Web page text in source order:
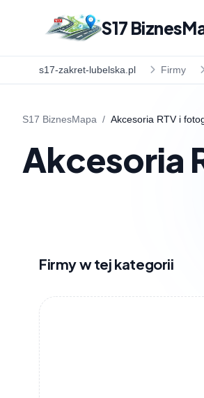
S17
s17-zakret-lubelska.pl Firmy
S17 BiznesMapa / Akcesoria RTV i
Akcesoria
Firmy w tej kategorii